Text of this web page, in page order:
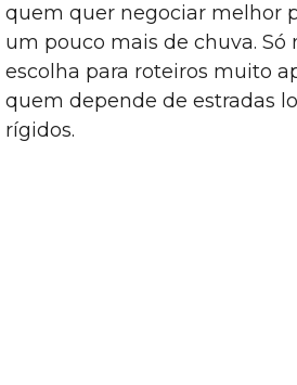
quem quer negociar melhor
um pouco mais de chuva. Só
escolha para roteiros muito
quem depende de estradas
rígidos.